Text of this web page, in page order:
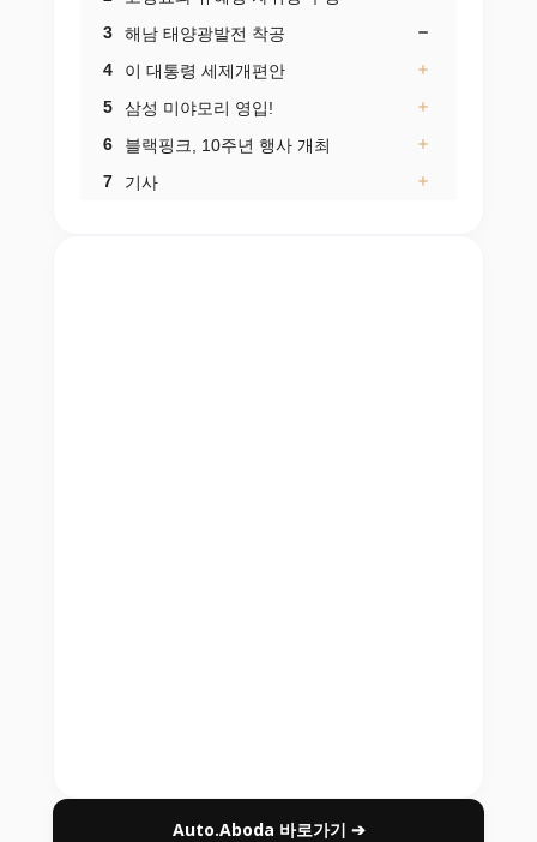
Auto.Aboda 바로가기 ➔